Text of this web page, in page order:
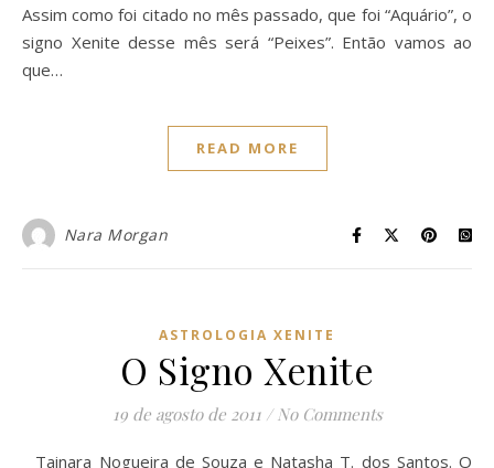
Assim como foi citado no mês passado, que foi “Aquário”, o
signo Xenite desse mês será “Peixes”. Então vamos ao
que…
READ MORE
Nara Morgan
ASTROLOGIA XENITE
O Signo Xenite
19 de agosto de 2011 / No Comments
Tainara Nogueira de Souza e Natasha T. dos Santos. O